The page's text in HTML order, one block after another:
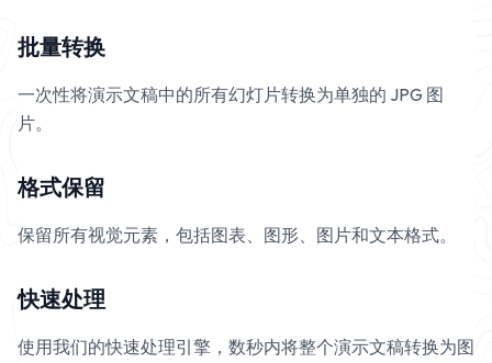
批量转换
一次性将演示文稿中的所有幻灯片转换为单独的 JPG 图
片。
格式保留
保留所有视觉元素，包括图表、图形、图片和文本格式。
快速处理
使用我们的快速处理引擎，数秒内将整个演示文稿转换为图